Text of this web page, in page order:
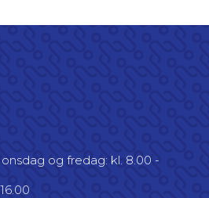
og fredag: kl. 8.00 -